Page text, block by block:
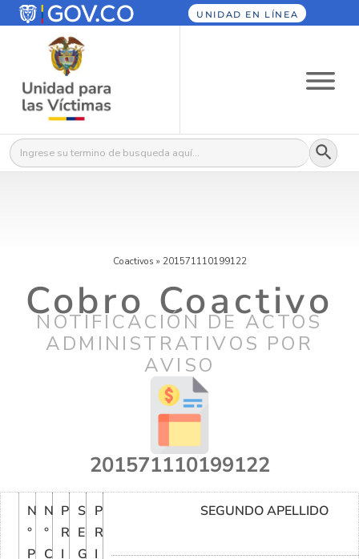
UNIDAD EN LÍNEA
Buscar: Botón
Coactivos » 201571110199122
Cobro Coactivo
NOTIFICACIÓN DE ACTOS
ADMINISTRATIVOS POR
AVISO
201571110199122
N
°
P
N
°
C
P
R
I
S
E
G
P
R
I
SEGUNDO APELLIDO